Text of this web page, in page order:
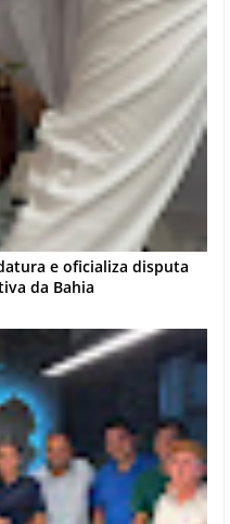
e oficializa disputa
da Bahia